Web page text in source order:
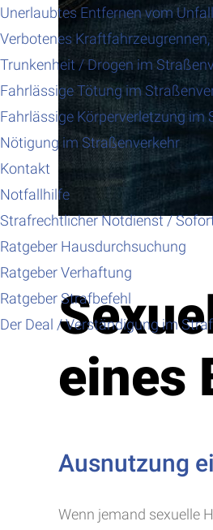
Unerlaubtes Entfernen vom
Verbotenes
Trunkenheit / Drogen im
Fahrlässige Tötung im
Fahrlässige Körperverletzung im
Nötigung im Straßenverkehr
Kontakt
Notfallhilfe
Strafrechtlicher Notdienst /
Ratgeber Hausdurchsuchung
Ratgeber Verhaftung
Ratgeber Strafbefehl
Der Deal / Verständigung im
eines
Ausnutzung
Wenn jemand sexuelle